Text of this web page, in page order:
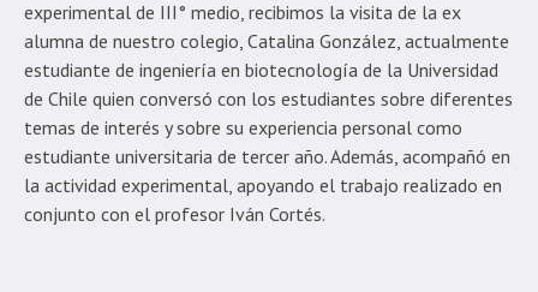
experimental de III° medio, recibimos la visita de la ex
alumna de nuestro colegio, Catalina González, actualmente
estudiante de ingeniería en biotecnología de la Universidad
de Chile quien conversó con los estudiantes sobre diferentes
temas de interés y sobre su experiencia personal como
estudiante universitaria de tercer año. Además, acompañó en
la actividad experimental, apoyando el trabajo realizado en
conjunto con el profesor Iván Cortés.